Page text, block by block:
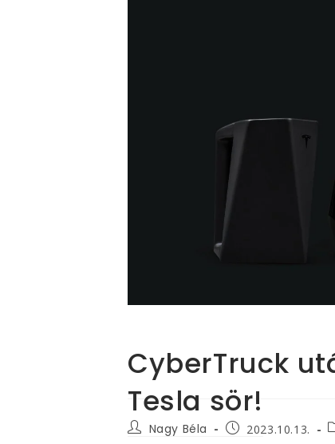
CyberTruck
Tesla sör!
PostNagy Béla
Post2023.10.13.